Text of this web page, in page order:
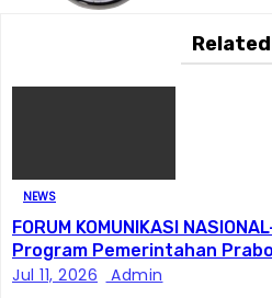
o
s
NEWS
FORUM KOMUNIKASI
Program Pemerintahan
Jul 11, 2026 Admin